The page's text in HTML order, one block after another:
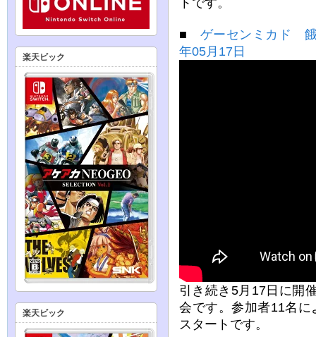
■ ゲーセンミカド
年05月17日
引き続き5月17日に開
会です。参加者11名
スタートです。
楽天ビック
楽天ビック